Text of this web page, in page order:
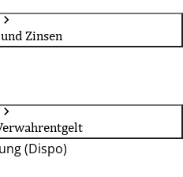
Zinsen
(Dispo)